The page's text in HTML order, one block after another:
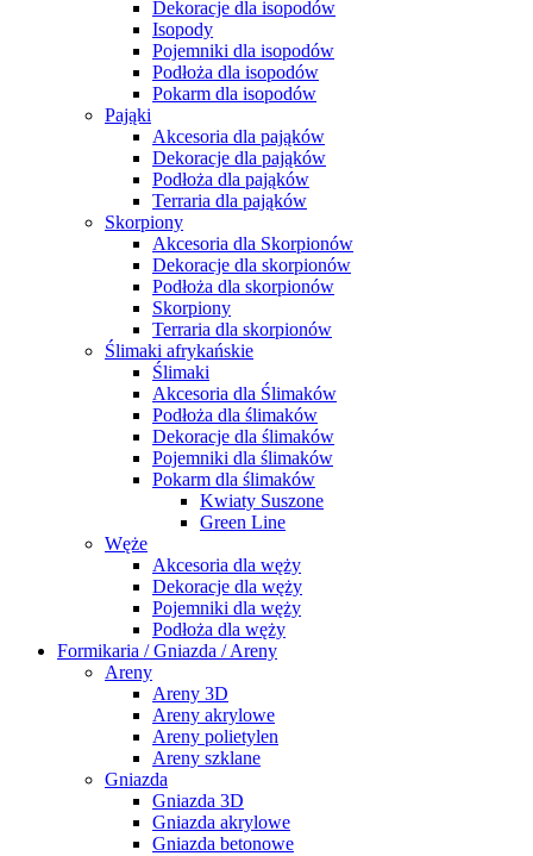
Dekoracje dla isopodów
Isopody
Pojemniki dla isopodów
Podłoża dla isopodów
Pokarm dla isopodów
Pająki
Akcesoria dla pająków
Dekoracje dla pająków
Podłoża dla pająków
Terraria dla pająków
Skorpiony
Akcesoria dla Skorpionów
Dekoracje dla skorpionów
Podłoża dla skorpionów
Skorpiony
Terraria dla skorpionów
Ślimaki afrykańskie
Ślimaki
Akcesoria dla Ślimaków
Podłoża dla ślimaków
Dekoracje dla ślimaków
Pojemniki dla ślimaków
Pokarm dla ślimaków
Kwiaty Suszone
Green Line
Węże
Akcesoria dla węży
Dekoracje dla węży
Pojemniki dla węży
Podłoża dla węży
Formikaria / Gniazda / Areny
Areny
Areny 3D
Areny akrylowe
Areny polietylen
Areny szklane
Gniazda
Gniazda 3D
Gniazda akrylowe
Gniazda betonowe